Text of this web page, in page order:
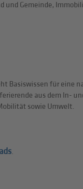
Gemeinde,
Basiswissen für eine
aus dem In-
sowie Umwelt.
.